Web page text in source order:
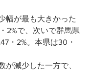
幅が最も大きかった
2%で、次いで群馬県
・2%。本県は30・
が減少した一方で、